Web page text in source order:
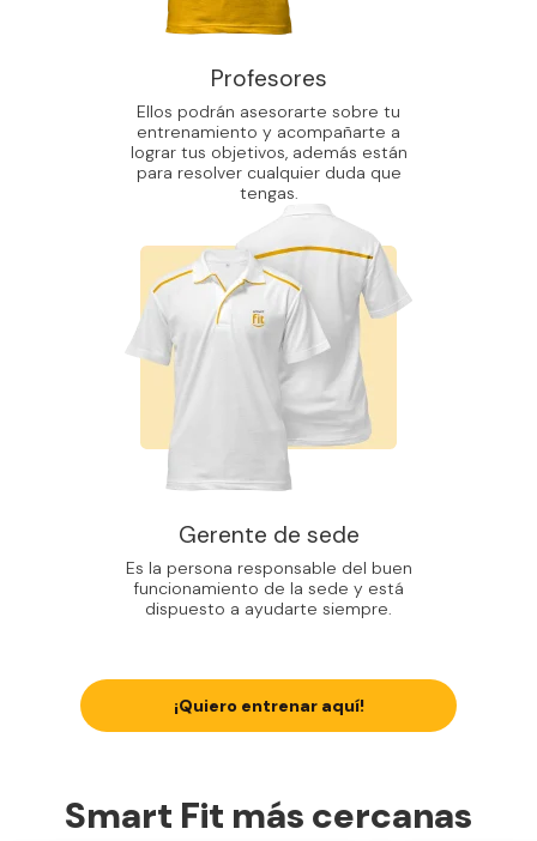
Profesores
Ellos podrán asesorarte sobre tu
entrenamiento y acompañarte a
lograr tus objetivos, además están
para resolver cualquier duda que
tengas.
Gerente de sede
Es la persona responsable del buen
funcionamiento de la sede y está
dispuesto a ayudarte siempre.
¡Quiero entrenar aquí!
Smart Fit más cercanas